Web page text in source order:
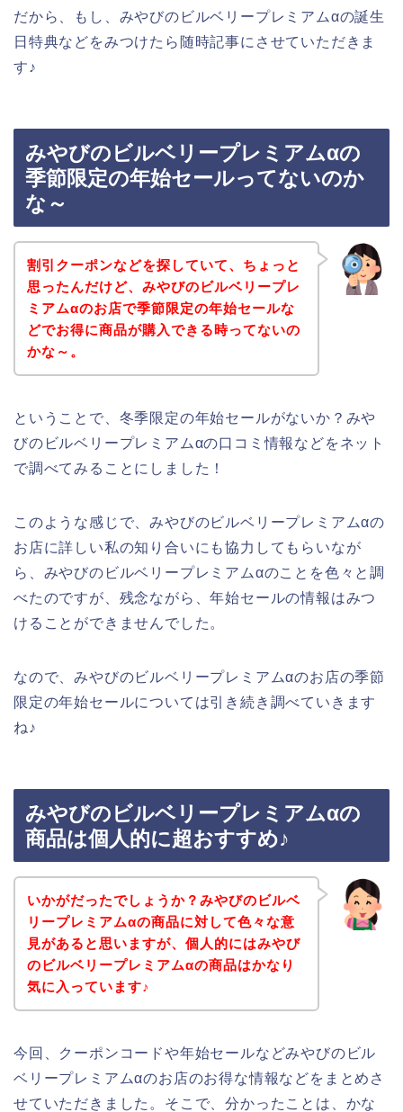
だから、もし、みやびのビルベリープレミアムαの誕生
日特典などをみつけたら随時記事にさせていただきま
す♪
みやびのビルベリープレミアムαの
季節限定の年始セールってないのか
な～
割引クーポンなどを探していて、ちょっと
思ったんだけど、みやびのビルベリープレ
ミアムαのお店で季節限定の年始セールな
どでお得に商品が購入できる時ってないの
かな～。
ということで、冬季限定の年始セールがないか？みや
びのビルベリープレミアムαの口コミ情報などをネット
で調べてみることにしました！
このような感じで、みやびのビルベリープレミアムαの
お店に詳しい私の知り合いにも協力してもらいなが
ら、みやびのビルベリープレミアムαのことを色々と調
べたのですが、残念ながら、年始セールの情報はみつ
けることができませんでした。
なので、みやびのビルベリープレミアムαのお店の季節
限定の年始セールについては引き続き調べていきます
ね♪
みやびのビルベリープレミアムαの
商品は個人的に超おすすめ♪
いかがだったでしょうか？みやびのビルベ
リープレミアムαの商品に対して色々な意
見があると思いますが、個人的にはみやび
のビルベリープレミアムαの商品はかなり
気に入っています♪
今回、クーポンコードや年始セールなどみやびのビル
ベリープレミアムαのお店のお得な情報などをまとめさ
せていただきました。そこで、分かったことは、かな